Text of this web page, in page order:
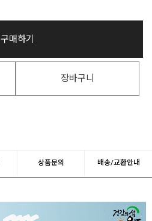
구매하기
장바구니
상품문의 배송/교환안내